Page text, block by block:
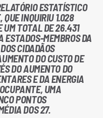
ESTATÍSTICO
QUE INQUIRIU 1.028
UM TOTAL DE 26.431
ESTADOS-MEMBROS DA
CIDADÃOS
DO CUSTO DE
DO AUMENTO DO
E DA ENERGIA
UMA
PONTOS
DOS 27.